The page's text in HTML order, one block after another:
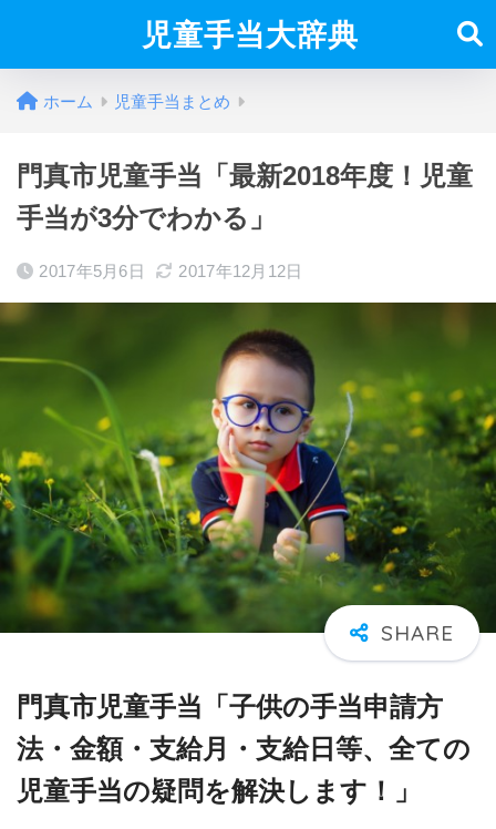
児童手当大辞典
ホーム 児童手当まとめ
門真市児童手当「最新2018年度！児童
手当が3分でわかる」
2017年5月6日 2017年12月12日
門真市児童手当「子供の手当申請方
法・金額・支給月・支給日等、全ての
児童手当の疑問を解決します！」